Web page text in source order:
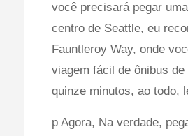
você precisará pegar
centro de Seattle, eu
Fauntleroy Way, onde
viagem fácil de ônibus
quinze minutos, ao todo,
p Agora, Na verdade,